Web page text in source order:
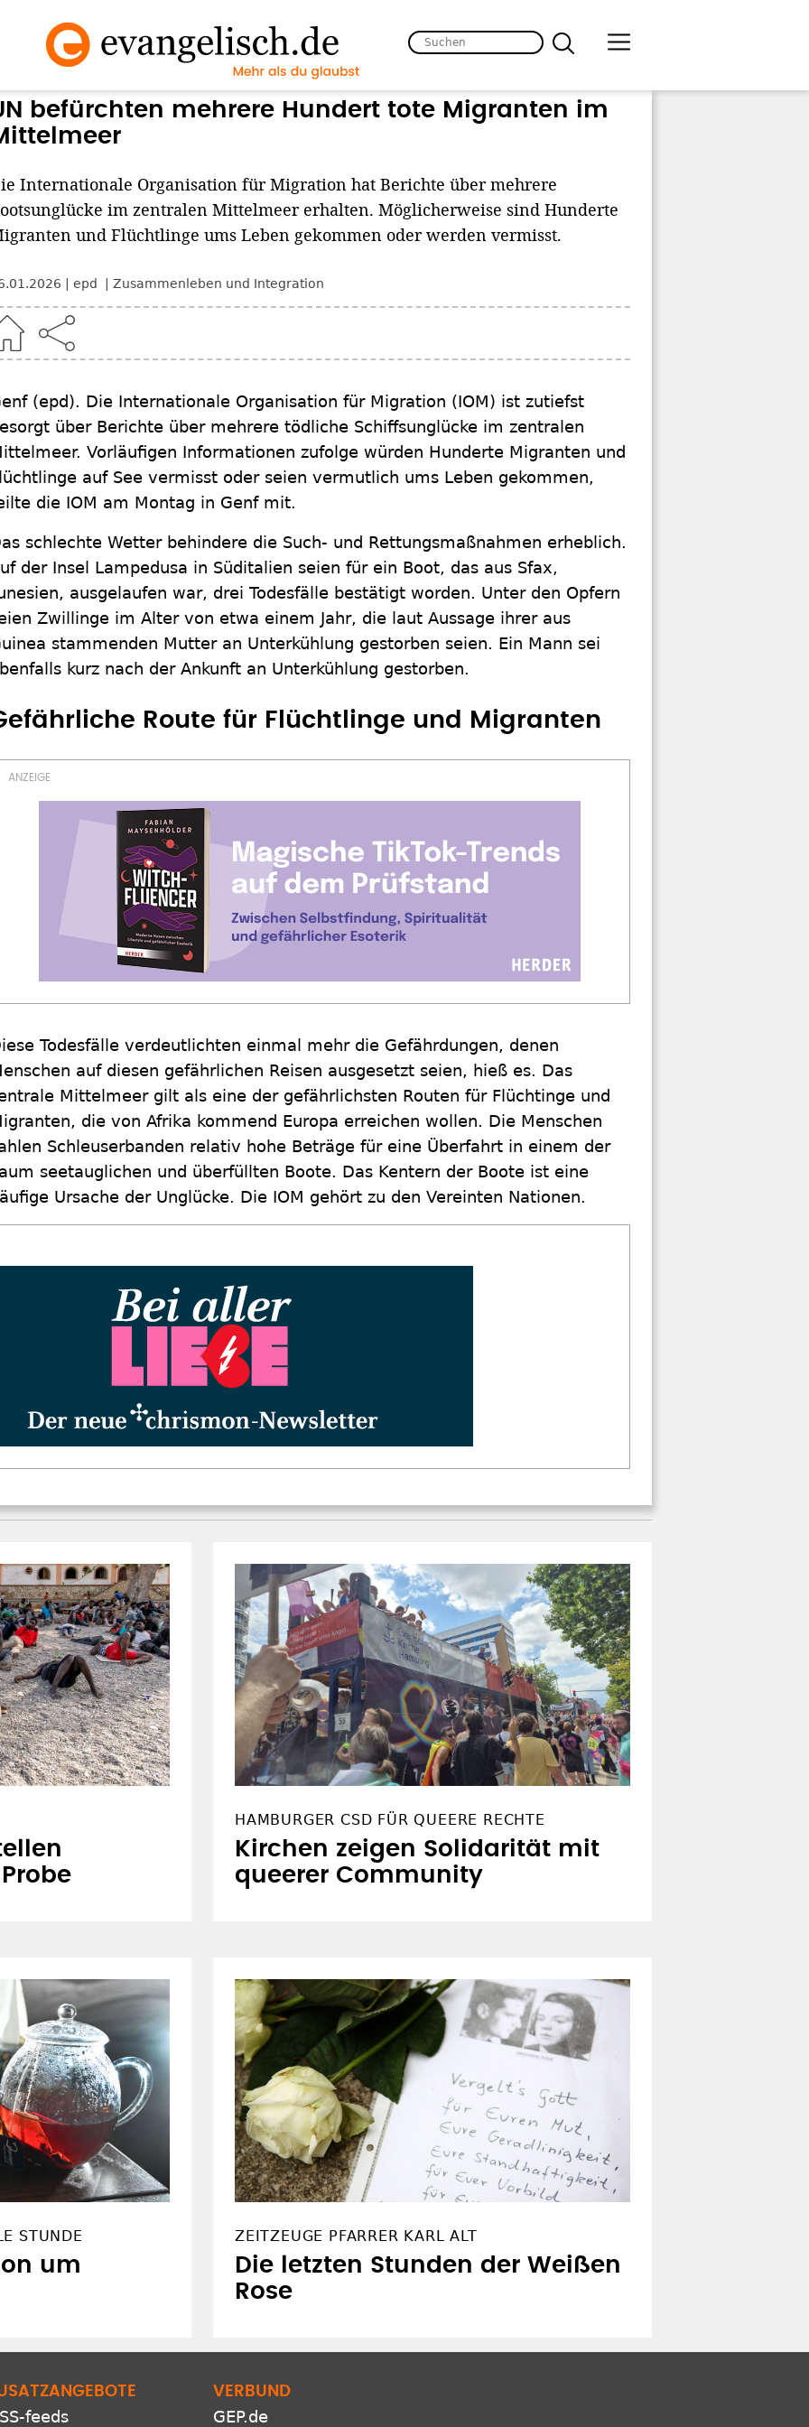
befürchten mehrere Hundert tote Migranten im
Internationale Organisation für Migration hat Berichte über mehrere
im zentralen Mittelmeer erhalten. Möglicherweise sind Hunderte
und Flüchtlinge ums Leben gekommen oder werden vermisst.
epd Zusammenleben und Integration
(epd). Die Internationale Organisation für Migration (IOM) ist zutiefst
über Berichte über mehrere tödliche Schiffsunglücke im zentralen
Vorläufigen Informationen zufolge würden Hunderte Migranten und
auf See vermisst oder seien vermutlich ums Leben gekommen,
die IOM am Montag in Genf mit.
schlechte Wetter behindere die Such- und Rettungsmaßnahmen erheblich.
der Insel Lampedusa in Süditalien seien für ein Boot, das aus Sfax,
ausgelaufen war, drei Todesfälle bestätigt worden. Unter den Opfern
Zwillinge im Alter von etwa einem Jahr, die laut Aussage ihrer aus
stammenden Mutter an Unterkühlung gestorben seien. Ein Mann sei
kurz nach der Ankunft an Unterkühlung gestorben.
Route für Flüchtlinge und Migranten
Todesfälle verdeutlichten einmal mehr die Gefährdungen, denen
auf diesen gefährlichen Reisen ausgesetzt seien, hieß es. Das
Mittelmeer gilt als eine der gefährlichsten Routen für Flüchtinge und
die von Afrika kommend Europa erreichen wollen. Die Menschen
Schleuserbanden relativ hohe Beträge für eine Überfahrt in einem der
seetauglichen und überfüllten Boote. Das Kentern der Boote ist eine
Ursache der Unglücke. Die IOM gehört zu den Vereinten Nationen.
HAMBURGER CSD FÜR QUEERE RECHTE
Kirchen zeigen Solidarität mit
queerer Community
STUNDE
um
ZEITZEUGE PFARRER KARL ALT
Die letzten Stunden der Weißen
Rose
feeds
VERBUND
GEP.de